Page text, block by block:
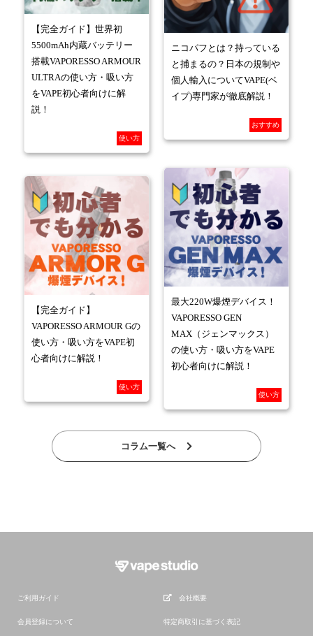
【完全ガイド】世界初
5500mAh内蔵バッテリー
搭載VAPORESSO ARMOUR
ULTRAの使い方・吸い方
をVAPE初心者向けに解
説！
使い方
ニコパフとは？持っている
と捕まるの？日本の規制や
個人輸入についてVAPE(ベ
イプ)専門家が徹底解説！
おすすめ
【完全ガイド】
VAPORESSO ARMOUR Gの
使い方・吸い方をVAPE初
心者向けに解説！
使い方
最大220W爆煙デバイス！
VAPORESSO GEN
MAX（ジェンマックス）
の使い方・吸い方をVAPE
初心者向けに解説！
使い方
コラム一覧へ
ご利用ガイド
会員登録について
会社概要
特定商取引に基づく表記